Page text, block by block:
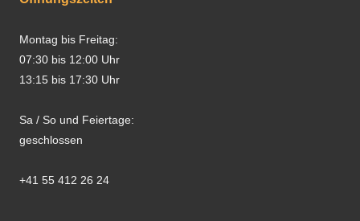
Montag bis Freitag:
07:30 bis 12:00 Uhr
13:15 bis 17:30 Uhr
Sa / So und Feiertage:
geschlossen
+41 55 412 26 24